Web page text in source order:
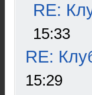
RE:
15:33
RE:
15:29